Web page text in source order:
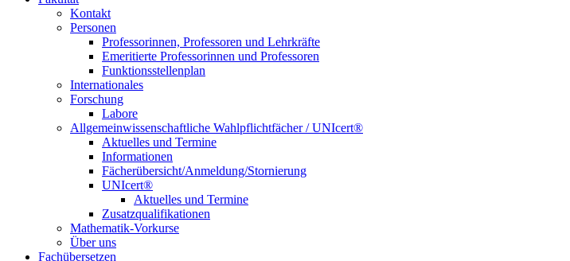
Kontakt
Personen
Professorinnen, Professoren und Lehrkräfte
Emeritierte Professorinnen und Professoren
Funktionsstellenplan
Internationales
Forschung
Labore
Allgemeinwissenschaftliche Wahlpflichtfächer / UNIcert®
Aktuelles und Termine
Informationen
Fächerübersicht/Anmeldung/Stornierung
UNIcert®
Aktuelles und Termine
Zusatzqualifikationen
Mathematik-Vorkurse
Über uns
Fachübersetzen